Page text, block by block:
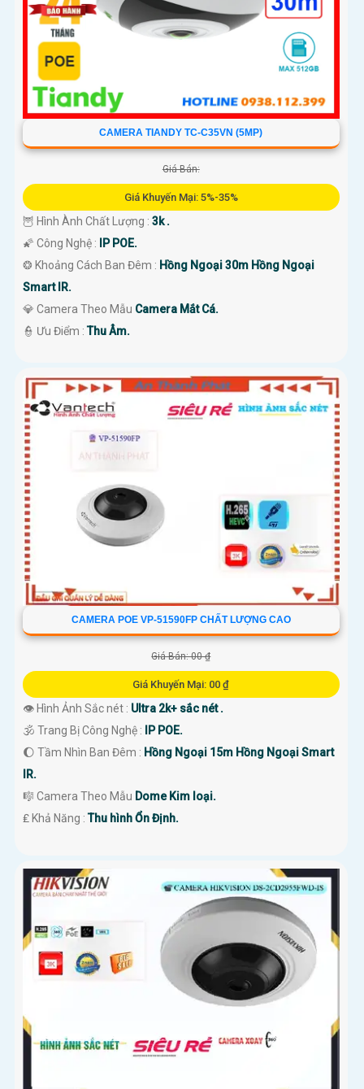
CAMERA TIANDY TC-C35VN (5MP)
Giá Bán:
Giá Khuyến Mại: 5%-35%
🦉 Hình Ành Chất Lượng : 3k .
🌠 Công Nghệ : IP POE.
❂ Khoảng Cách Ban Đêm : Hồng Ngoại 30m Hồng Ngoại
Smart IR.
💎 Camera Theo Mẫu Camera Mắt Cá.
️👮 Ưu Điểm :Thu Âm.
CAMERA POE VP-51590FP CHẤT LƯỢNG CAO
Giá Bán: 00 ₫
Giá Khuyến Mại: 00 ₫
👁 Hình Ảnh Sắc nét : Ultra 2k+ sắc nét .
🕉️ Trang Bị Công Nghệ :
IP POE.
🌔 Tầm Nhìn Ban Đêm : Hồng Ngoại 15m Hồng Ngoại Smart
IR.
🎼️ Camera Theo Mẫu Dome Kim loại.
️₤ Khả Năng :Thu hình Ổn Định.